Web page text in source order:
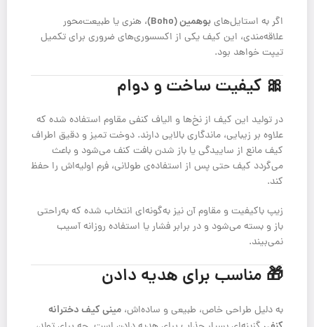
اگر به استایل‌هایبوهمین (Boho)
، هنری یا طبیعت‌محور
علاقه‌مندی، این کیف یکی از اکسسوری‌های ضروری برای تکمیل
تیپت خواهد بود.
🎀 کیفیت ساخت و دوام
در تولید این کیف از نخ‌ها و الیاف کنفی مقاوم استفاده شده که
علاوه بر زیبایی، ماندگاری بالایی دارند. دوخت تمیز و دقیق اطراف
کیف مانع از ساییدگی یا باز شدن بافت کنف می‌شود و باعث
می‌گردد کیف حتی پس از استفاده‌ی طولانی، فرم اولیه‌اش را حفظ
کند.
زیپ باکیفیت و مقاوم آن نیز به‌گونه‌ای انتخاب شده که به‌راحتی
باز و بسته می‌شود و در برابر فشار یا استفاده روزانه آسیب
نمی‌بیند.
🎁 مناسب برای هدیه دادن
به دلیل طراحی خاص، طبیعی و ساده‌اش، مینی کیف دخترانه